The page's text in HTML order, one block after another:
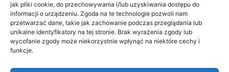
jak pliki cookie, do przechowywania i/lub uzyskiwania dostępu do
informacji o urządzeniu. Zgoda na te technologie pozwoli nam
przetwarzać dane, takie jak zachowanie podczas przeglądania lub
unikalne identyfikatory na tej stronie. Brak wyrażenia zgody lub
wycofanie zgody może niekorzystnie wpłynąć na niektóre cechy i
funkcje.